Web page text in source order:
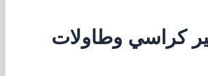
كراسي وطاولات